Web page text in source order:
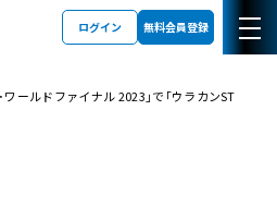
ログイン 無料会員登録
ールドファイナル 2023｣で｢ウラカンST